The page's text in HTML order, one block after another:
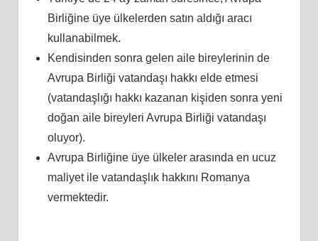
Birliğine üye ülkelerden satın aldığı aracı
kullanabilmek.
Kendisinden sonra gelen aile bireylerinin de
Avrupa Birliği vatandaşı hakkı elde etmesi
(vatandaşlığı hakkı kazanan kişiden sonra yeni
doğan aile bireyleri Avrupa Birliği vatandaşı
oluyor).
Avrupa Birliğine üye ülkeler arasında en ucuz
maliyet ile vatandaşlık hakkını Romanya
vermektedir.